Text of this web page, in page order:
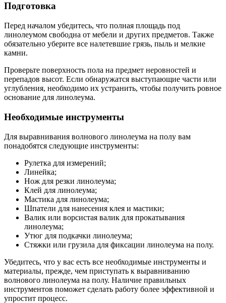
Подготовка
Перед началом убедитесь, что полная площадь под
линолеумом свободна от мебели и других предметов. Также
обязательно уберите все налетевшие грязь, пыль и мелкие
камни.
Проверьте поверхность пола на предмет неровностей и
перепадов высот. Если обнаружатся выступающие части или
углубления, необходимо их устранить, чтобы получить ровное
основание для линолеума.
Необходимые инструменты
Для выравнивания волнового линолеума на полу вам
понадобятся следующие инструменты:
Рулетка для измерений;
Линейка;
Нож для резки линолеума;
Клей для линолеума;
Мастика для линолеума;
Шпатели для нанесения клея и мастики;
Валик или ворсистая валик для прокатывания
линолеума;
Утюг для подкачки линолеума;
Стяжки или грузила для фиксации линолеума на полу.
Убедитесь, что у вас есть все необходимые инструменты и
материалы, прежде, чем приступать к выравниванию
волнового линолеума на полу. Наличие правильных
инструментов поможет сделать работу более эффективной и
упростит процесс.